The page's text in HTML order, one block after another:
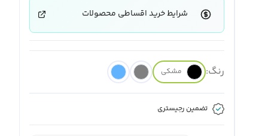
شرایط خرید اقساطی محصولات
رنگ: مشکی
تضمین رجیستری